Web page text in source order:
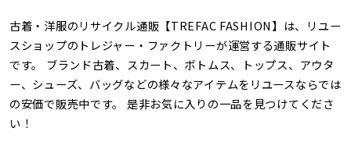
古着・洋服のリサイクル通販【TREFAC FASHION】は、リユー
スショップのトレジャー・ファクトリーが運営する通販サイト
です。 ブランド古着、スカート、ボトムス、トップス、アウタ
ー、シューズ、バッグなどの様々なアイテムをリユースならでは
の安価で販売中です。 是非お気に入りの一品を見つけてくださ
い！